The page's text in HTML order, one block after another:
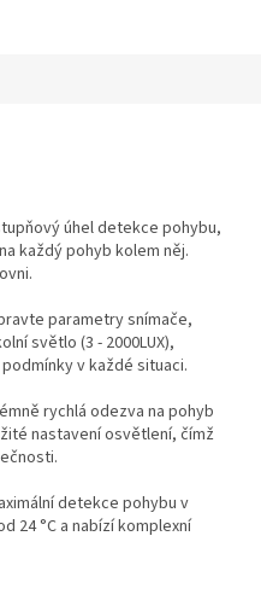
úhel detekce pohybu,
každý pohyb kolem něj.
parametry snímače,
světlo (3 - 2000LUX),
v každé situaci.
rychlá odezva na pohyb
nastavení osvětlení, čímž
detekce pohybu v
24 °C a nabízí komplexní